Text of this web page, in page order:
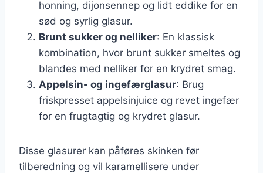
honning, dijonsennep og lidt eddike for en
sød og syrlig glasur.
Brunt sukker og nelliker: En klassisk
kombination, hvor brunt sukker smeltes og
blandes med nelliker for en krydret smag.
Appelsin- og ingefærglasur: Brug
friskpresset appelsinjuice og revet ingefær
for en frugtagtig og krydret glasur.
Disse glasurer kan påføres skinken før
tilberedning og vil karamellisere under